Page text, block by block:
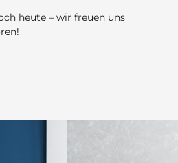
heute – wir freuen uns